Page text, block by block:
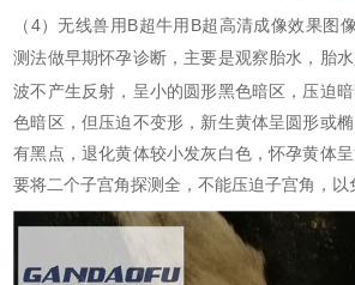
（4）无线兽用B超牛用B超高清成像效果图
测法做早期怀孕诊断，主要是观察胎水，胎
波不产生反射，呈小的圆形黑色暗区，压迫
色暗区，但压迫不变形，新生黄体呈圆形或
有黑点，退化黄体较小发灰白色，怀孕黄体
要将二个子宫角探测全，不能压迫子宫角，以